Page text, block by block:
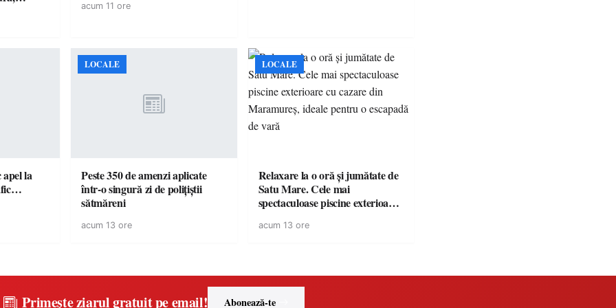
acum 11 ore
la
în trafic…
LOCALE
Peste 350 de amenzi aplicate
într-o singură zi de polițiștii
sătmăreni
acum 13 ore
LOCALE
Relaxare la o oră și jumătate de
Satu Mare. Cele mai
spectaculoase piscine exterioare
pentru o escapadă de vară
acum 13 ore
Primește ziarul gratuit pe email! Abonează-te